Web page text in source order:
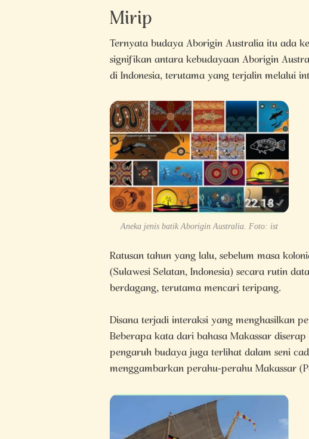
Mirip
Ternyata budaya Aborigin Australia itu ada
signifikan antara kebudayaan Aborigin
di Indonesia, terutama yang terjalin melalui
Aneka jenis batik Aborigin Australia. Foto: ist
Ratusan tahun yang lalu, sebelum masa
(Sulawesi Selatan, Indonesia) secara rutin
berdagang, terutama mencari teripang.
Disana terjadi interaksi yang menghasilkan
Beberapa kata dari bahasa Makassar
pengaruh budaya juga terlihat dalam seni
menggambarkan perahu-perahu Makassar